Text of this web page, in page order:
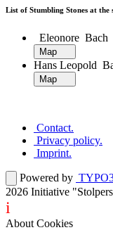
List of Stumbling Stones at the
Eleonore Bach
Hans Leopold
Contact.
Privacy policy.
Imprint.
Powered by
2026 Initiative
i
About Cookies